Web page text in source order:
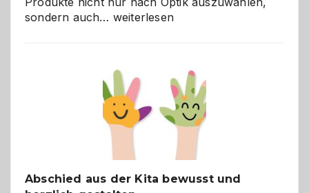
sondern auch… Bad
besser
verstehen
weiterlesen
Abschied aus der Kita bewusst und